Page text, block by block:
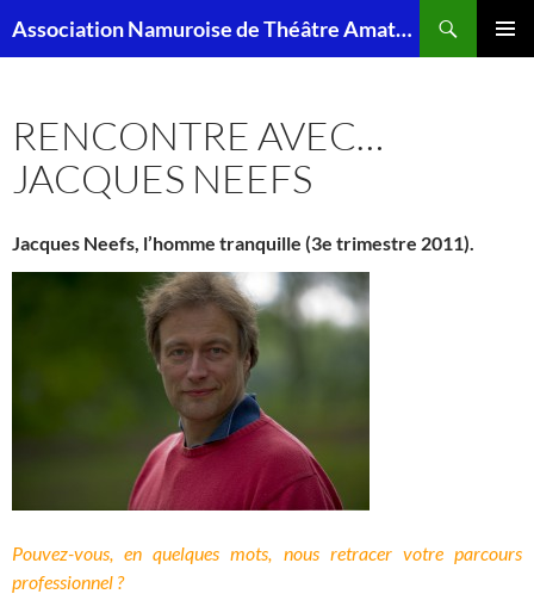
au
Association Namuroise de Théâtre Amateur – ANTA
RENCONTRE AVEC…
JACQUES NEEFS
Jacques Neefs, l’homme tranquille (3e trimestre 2011).
Pouvez-vous, en quelques mots, nous retracer votre parcours
professionnel ?